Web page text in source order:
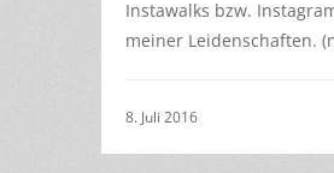
Instawalks bzw.
meiner Leidenschaften.
8. Juli 2016